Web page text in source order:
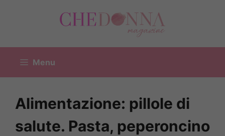
Menu
Alimentazione: pillole di
salute. Pasta, peperoncino